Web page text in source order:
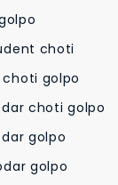
choti
golpo
choti golpo
golpo
golpo